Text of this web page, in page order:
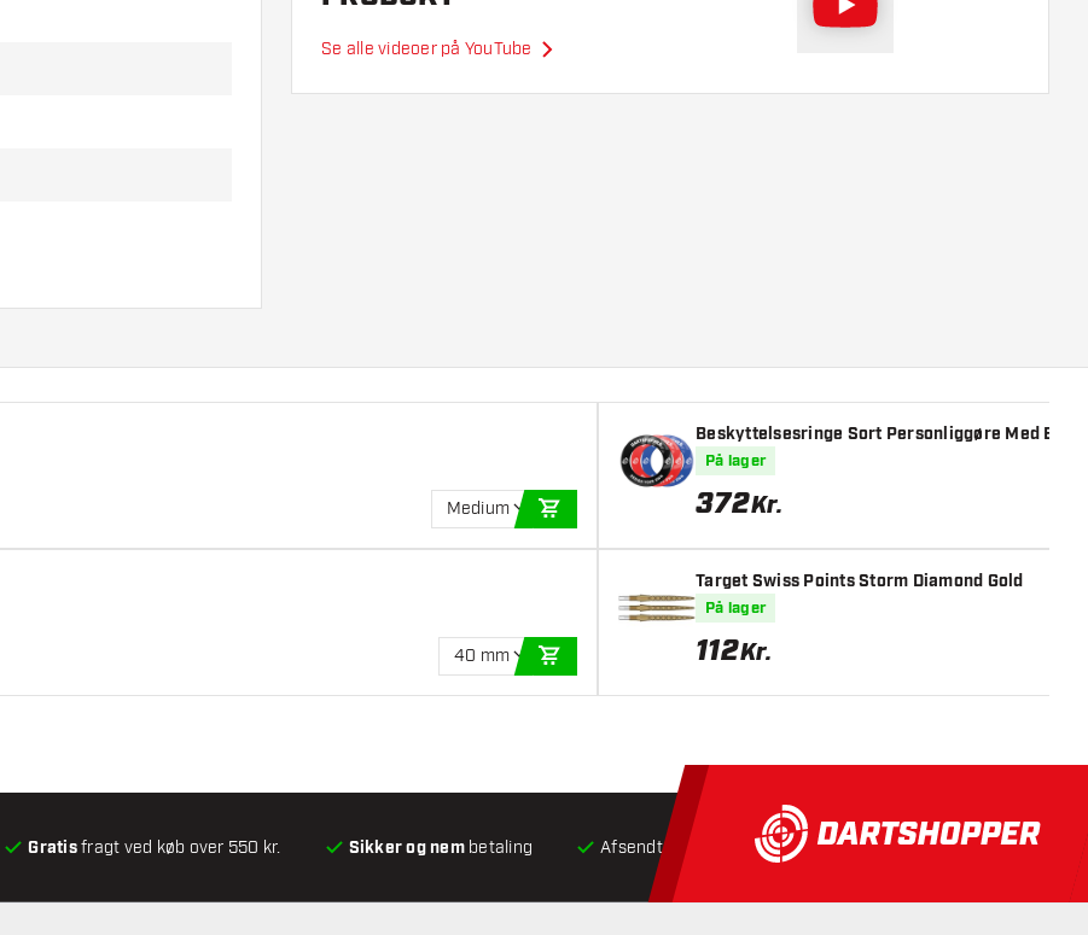
Se alle videoer på YouTube
Medium
40 mm
Beskyttelsesringe Sort Personliggøre Med
På lager
372Kr.
Target Swiss Points Storm Diamond Gold
På lager
112Kr.
Gratisfragt ved køb over 550 kr. Sikker og nembetaling Afsendt inden for 24 timer Gratisfragt ved køb over